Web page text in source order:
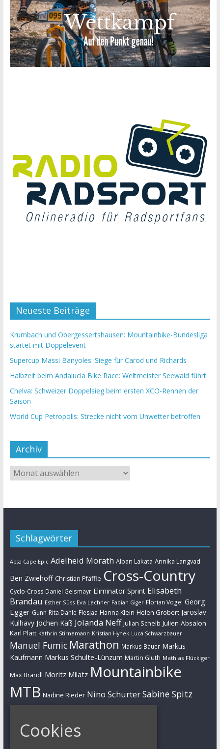
Neueste Beiträge
Krumbach und Obergessertshausen: Mountainbike-Bundesliga
startet mit Doppelevent
Supercup Massi Banyoles: Siege für Carod und Richards
Halbzeit beim Andalucia Bike Race: Weltmeister Seewald führt
Chelva: Schweizer Doppelsieg beim ersten XCO-Rennen der
Saison
World Cup Petropolis: Strecke nicht vom Unwetter betroffen
Archiv
Schlagwörter
Absa Cape Epic Adelheid Morath Alban Lakata Annika Langvad
Ben Zwiehoff Christian Pfäffle Cross-Country
Cyclo-Cross Daniel Geismayr Eliminator Sprint Elisabeth
Brandau Esther Süss Eva Lechner Fabian Giger Florian Vogel Georg
Egger Gunn-Rita Dahle-Flesjaa Hanna Klein Helen Grobert Jaroslav
Kulhavy Jochen Käß Jolanda Neff Julian Schelb Julien Absalon
Karl Platt Kathrin Stirnemann Kristian Hynek Luca Schwarzbauer
Manuel Fumic Marathon Markus Bauer Markus
Kaufmann Markus Schulte-Lünzum Martin Gluth Mathias Flückiger
Max Brandl Moritz Milatz Mountainbike
MTB Nadine Rieder Nino SchurterSabine Spitz
Simon Stiebjahn Urs Huber
Impressum
Cookies